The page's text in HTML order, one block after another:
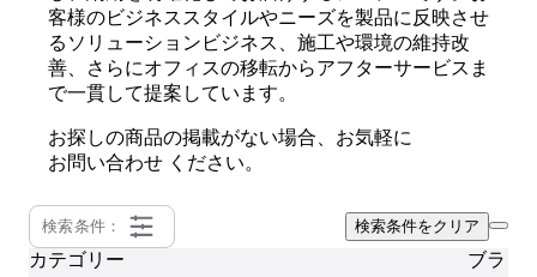
客様のビジネススタイルやニーズを製品に反映させ
るソリューションビジネス、施工や環境の維持改
善、さらにオフィスの移転からアフターサービスま
で一貫して提案しています。
お探しの商品の掲載がない場合、お気軽に
お問い合わせ ください。
検索条件： 検索条件をクリア
カテゴリー ブラン